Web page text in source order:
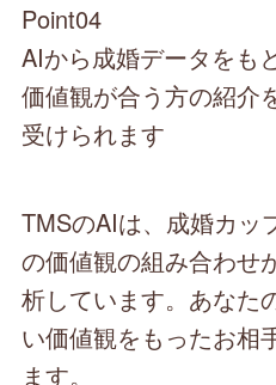
Point04
AIから成婚データをも
価値観が合う方の紹介
受けられます
TMSのAIは、成婚カッ
の価値観の組み合わせ
析しています。あなた
い価値観をもったお相
ます。